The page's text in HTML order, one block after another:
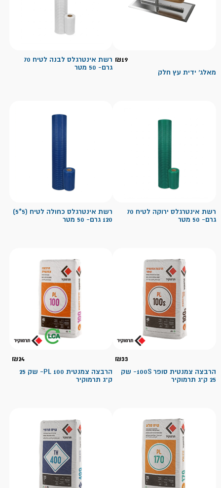
₪19
מאלג' ידית עץ חלק
רשת אינטרגלס לבנה לטיח 70
גרם- 50 מטר
רשת אינטרגלס ירוקה לטיח 70
גרם- 50 מטר
רשת אינטרגלס כחולה לטיח (5*5)
120 גרם- 50 מטר
₪33
הרבצה צמנטית סופר 100S- שק
25 ק"ג תרמוקיר
₪24
הרבצה צמנטית 100 PL- שק 25
ק"ג תרמוקיר